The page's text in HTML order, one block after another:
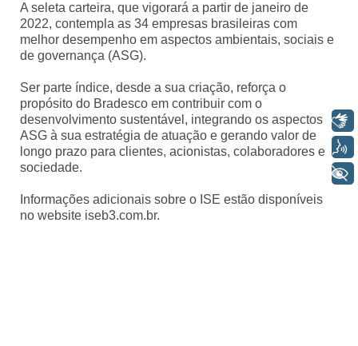
A seleta carteira, que vigorará a partir de janeiro de
2022, contempla as 34 empresas brasileiras com
melhor desempenho em aspectos ambientais, sociais e
de governança (ASG).
Ser parte índice, desde a sua criação, reforça o
propósito do Bradesco em contribuir com o
desenvolvimento sustentável, integrando os aspectos
ASG à sua estratégia de atuação e gerando valor de
longo prazo para clientes, acionistas, colaboradores e
sociedade.
Informações adicionais sobre o ISE estão disponíveis
no website iseb3.com.br.
Libras
Voz